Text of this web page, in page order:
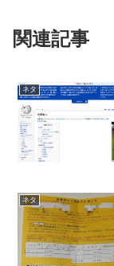
関連記事
ネタ
ネタ